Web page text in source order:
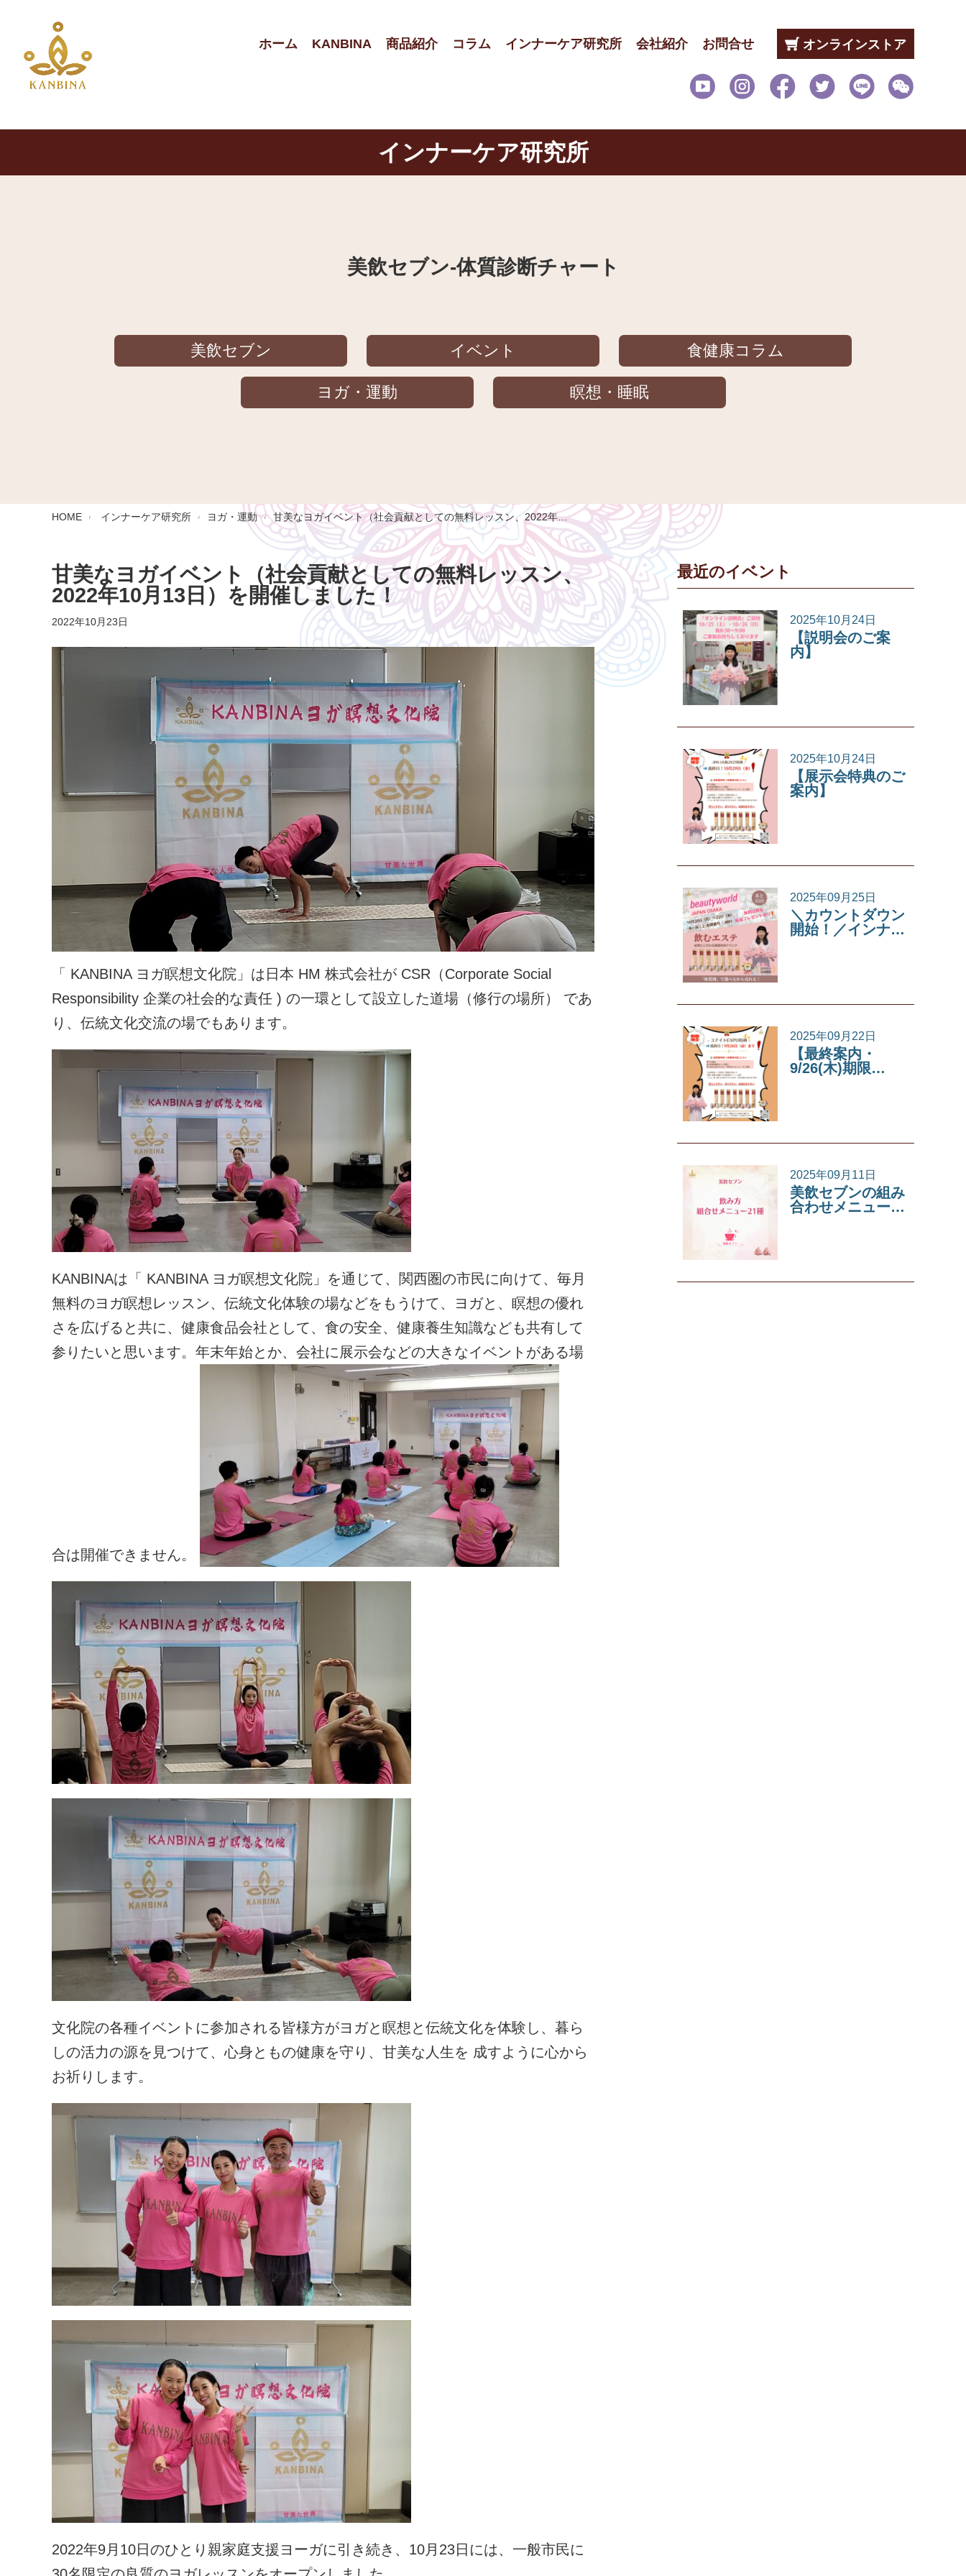
ホーム KANBINA 商品紹介 コラム インナーケア研究所 会社紹介 お問合せ オンラインストア
インナーケア研究所
美飲セブン‐体質診断チャート
美飲セブン イベント 食健康コラム
ヨガ・運動 瞑想・睡眠
HOME インナーケア研究所 ヨガ・運動 甘美なヨガイベント（社会貢献としての無料レッスン、2022年…
甘美なヨガイベント（社会貢献としての無料レッスン、
2022年10月13日）を開催しました！
2022年10月23日
「 KANBINA ヨガ瞑想文化院」は日本 HM 株式会社が CSR（Corporate Social
Responsibility 企業の社会的な責任 ) の一環として設立した道場（修行の場所） であ
り、伝統文化交流の場でもあります。
KANBINAは「 KANBINA ヨガ瞑想文化院」を通じて、関西圏の市民に向けて、毎月
無料のヨガ瞑想レッスン、伝統文化体験の場などをもうけて、ヨガと、瞑想の優れ
さを広げると共に、健康食品会社として、食の安全、健康養生知識なども共有して
参りたいと思います。年末年始とか、会社に展示会などの大きなイベントがある場
合は開催できません。
文化院の各種イベントに参加される皆様方がヨガと瞑想と伝統文化を体験し、暮ら
しの活力の源を見つけて、心身ともの健康を守り、甘美な人生を 成すように心から
お祈りします。
2022年9月10日のひとり親家庭支援ヨーガに引き続き、10月23日には、一般市民に
最近のイベント
2025年10月24日
【説明会のご案
内】
2025年10月24日
【展示会特典のご
案内】
2025年09月25日
＼カウントダウン
開始！／インナ…
2025年09月22日
【最終案内・
9/26(木)期限…
2025年09月11日
美飲セブンの組み
合わせメニュー…